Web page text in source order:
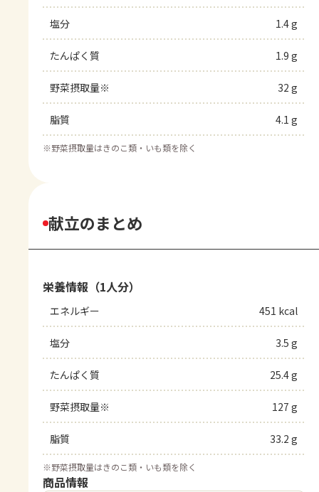
塩分 1.4 g
たんぱく質 1.9 g
野菜摂取量※ 32 g
脂質 4.1 g
※野菜摂取量はきのこ類・いも類を除く
献立のまとめ
栄養情報（1人分）
エネルギー 451 kcal
塩分 3.5 g
たんぱく質 25.4 g
野菜摂取量※ 127 g
脂質 33.2 g
※野菜摂取量はきのこ類・いも類を除く
商品情報